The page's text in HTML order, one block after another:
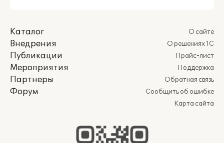
Каталог
Внедрения
Публикации
Мероприятия
Партнеры
Форум
О сайте
О решениях 1С
Прайс-лист
Поддержка
Обратная связь
Сообщить об ошибке
Карта сайта